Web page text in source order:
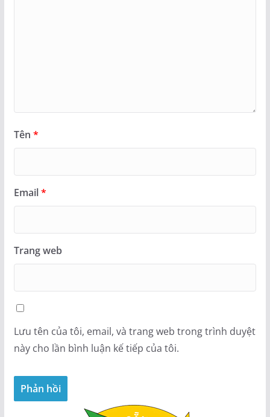
Tên *
Email*
Trang web
Lưu tên của tôi, email, và trang web trong trình duyệt
này cho lần bình luận kế tiếp của tôi.